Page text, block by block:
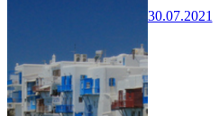
30.07.2021